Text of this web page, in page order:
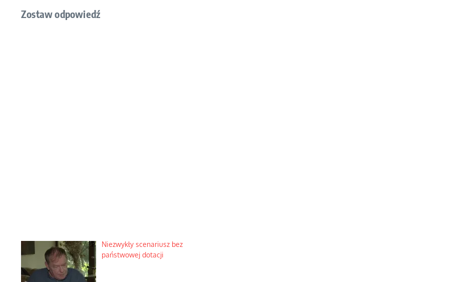
Zostaw odpowiedź
Niezwykły scenariusz bez
państwowej dotacji